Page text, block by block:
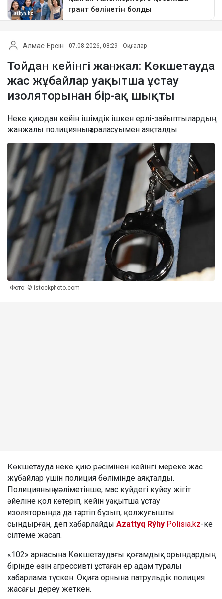
Алмас Ерсін 07.08.2026, 08:29 Оқиғалар
Тойдан кейінгі жанжал: Көкшетауда
жас жұбайлар уақытша ұстау
изоляторынан бір-ақ шықты
Неке қиюдан кейін ішімдік ішкен ерлі-зайыптылардың
жанжалы полицияның араласуымен аяқталды
Фото: © istockphoto.com
Көкшетауда неке қию рәсімінен кейінгі мереке жас
жұбайлар үшін полиция бөлімінде аяқталды.
Полицияның мәліметінше, мас күйдегі күйеу жігіт
әйеліне қол көтеріп, кейін уақытша ұстау
изоляторында да тәртіп бұзып, қолжуғышты
сындырған, деп хабарлайды Azattyq Rýhy Polisia.kz-ке
сілтеме жасап.
«102» арнасына Көкшетаудағы қоғамдық орындардың
бірінде өзін агрессивті ұстаған ер адам туралы
хабарлама түскен. Оқиға орнына патрульдік полиция
жасағы дереу жеткен.